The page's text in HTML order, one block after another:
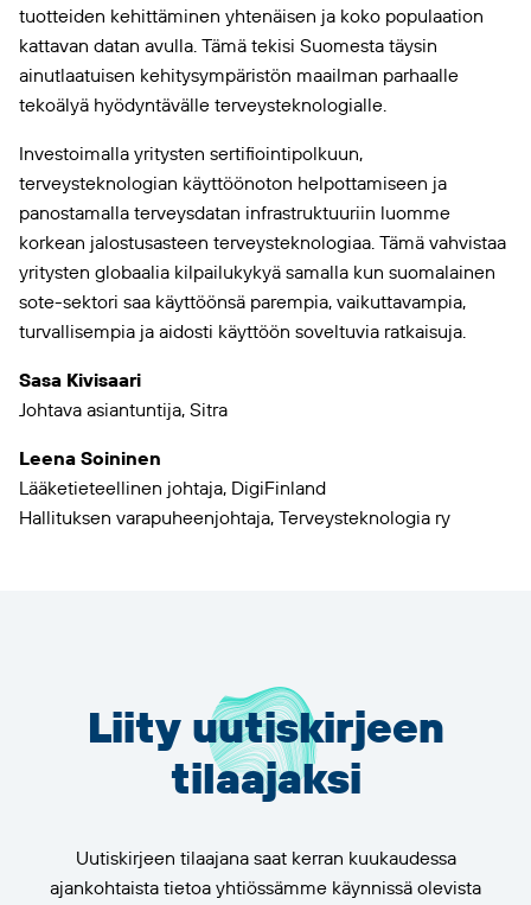
tuotteiden kehittäminen yhtenäisen ja koko populaation
kattavan datan avulla. Tämä tekisi Suomesta täysin
ainutlaatuisen kehitysympäristön maailman parhaalle
tekoälyä hyödyntävälle terveysteknologialle.
Investoimalla yritysten sertifiointipolkuun,
terveysteknologian käyttöönoton helpottamiseen ja
panostamalla terveysdatan infrastruktuuriin luomme
korkean jalostusasteen terveysteknologiaa. Tämä vahvistaa
yritysten globaalia kilpailukykyä samalla kun suomalainen
sote-sektori saa käyttöönsä parempia, vaikuttavampia,
turvallisempia ja aidosti käyttöön soveltuvia ratkaisuja.
Sasa Kivisaari
Johtava asiantuntija, Sitra
Leena Soininen
Lääketieteellinen johtaja, DigiFinland
Hallituksen varapuheenjohtaja, Terveysteknologia ry
Liity uutiskirjeen
tilaajaksi
Uutiskirjeen tilaajana saat kerran kuukaudessa
ajankohtaista tietoa yhtiössämme käynnissä olevista